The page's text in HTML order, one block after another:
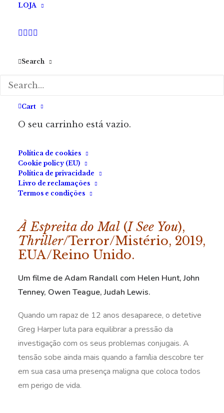
LOJA
Search
Cart
O seu carrinho está vazio.
Política de cookies
Cookie policy (EU)
Política de privacidade
Livro de reclamações
Termos e condições
À Espreita do Mal (I See You),
Thriller/Terror/Mistério, 2019,
EUA/Reino Unido.
Um filme de Adam Randall com Helen Hunt, John
Tenney, Owen Teague, Judah Lewis.
Quando um rapaz de 12 anos desaparece, o detetive
Greg Harper luta para equilibrar a pressão da
investigação com os seus problemas conjugais. A
tensão sobe ainda mais quando a família descobre ter
em sua casa uma presença maligna que coloca todos
em perigo de vida.